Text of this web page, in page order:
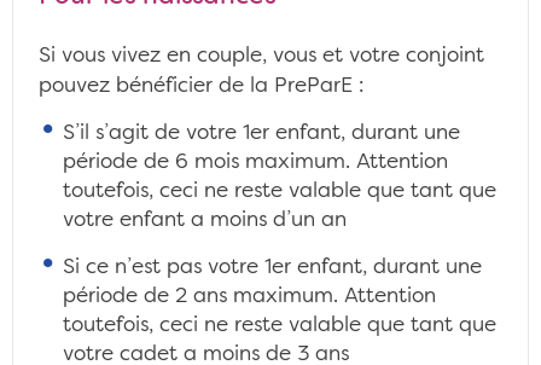
Si vous vivez en couple, vous et votre conjoint
pouvez bénéficier de la PreParE :
S’il s’agit de votre 1er enfant, durant une
période de 6 mois maximum. Attention
toutefois, ceci ne reste valable que tant que
votre enfant a moins d’un an
Si ce n’est pas votre 1er enfant, durant une
période de 2 ans maximum. Attention
toutefois, ceci ne reste valable que tant que
votre cadet a moins de 3 ans